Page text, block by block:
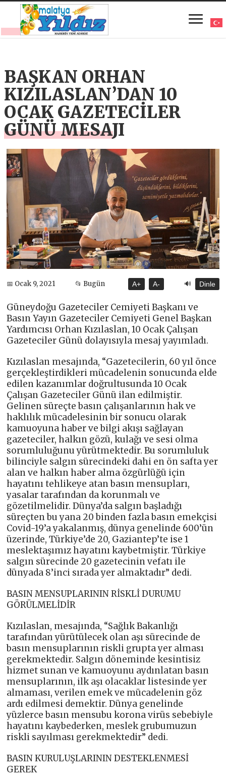
BAŞKAN ORHAN
KIZILASLAN’DAN 10
OCAK GAZETECİLER
GÜNÜ MESAJI
📅 Ocak 9, 2021 📂 Bugün A+ A- 🔊 Dinle
Güneydoğu Gazeteciler Cemiyeti Başkanı ve
Basın Yayın Gazeteciler Cemiyeti Genel Başkan
Yardımcısı Orhan Kızılaslan, 10 Ocak Çalışan
Gazeteciler Günü dolayısıyla mesaj yayımladı.
Kızılaslan mesajında, “Gazetecilerin, 60 yıl önce
gerçekleştirdikleri mücadelenin sonucunda elde
edilen kazanımlar doğrultusunda 10 Ocak
Çalışan Gazeteciler Günü ilan edilmiştir.
Gelinen süreçte basın çalışanlarının hak ve
haklılık mücadelesinin bir sonucu olarak
kamuoyuna haber ve bilgi akışı sağlayan
gazeteciler, halkın gözü, kulağı ve sesi olma
sorumluluğunu yürütmektedir. Bu sorumluluk
bilinciyle salgın sürecindeki dahi en ön safta yer
alan ve halkın haber alma özgürlüğü için
hayatını tehlikeye atan basın mensupları,
yasalar tarafından da korunmalı ve
gözetilmelidir. Dünya’da salgın başladığı
süreçten bu yana 20 binden fazla basın emekçisi
Covid-19’a yakalanmış, dünya genelinde 600’ün
üzerinde, Türkiye’de 20, Gaziantep’te ise 1
meslektaşımız hayatını kaybetmiştir. Türkiye
salgın sürecinde 20 gazetecinin vefatı ile
dünyada 8’inci sırada yer almaktadır” dedi.
BASIN MENSUPLARININ RİSKLİ DURUMU
GÖRÜLMELİDİR
Kızılaslan, mesajında, “Sağlık Bakanlığı
tarafından yürütülecek olan aşı sürecinde de
basın mensuplarının riskli grupta yer alması
gerekmektedir. Salgın döneminde kesintisiz
hizmet sunan ve kamuoyunu aydınlatan basın
mensuplarının, ilk aşı olacaklar listesinde yer
almaması, verilen emek ve mücadelenin göz
ardı edilmesi demektir. Dünya genelinde
yüzlerce basın mensubu korona virüs sebebiyle
hayatını kaybederken, meslek grubumuzun
riskli sayılması gerekmektedir” dedi.
BASIN KURULUŞLARININ DESTEKLENMESİ
GEREK